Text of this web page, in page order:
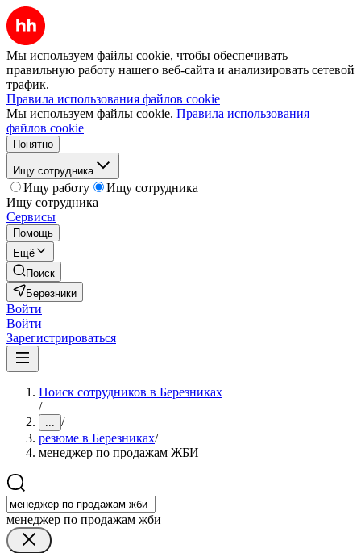
Мы используем файлы cookie, чтобы обеспечивать
правильную работу нашего веб-сайта и анализировать сетевой
трафик.
Правила использования файлов cookie
Мы используем файлы cookie. Правила использования
файлов cookie
Понятно
Ищу сотрудника
Ищу работу
Ищу сотрудника
Ищу сотрудника
Сервисы
Помощь
Ещё
Поиск
Березники
Войти
Войти
Зарегистрироваться
Поиск сотрудников в Березниках
/
... /
резюме в Березниках/
менеджер по продажам ЖБИ
менеджер по продажам жби